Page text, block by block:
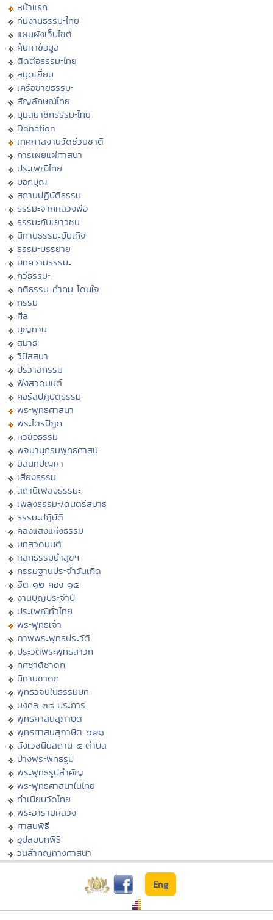
หน้าแรก
ทีมงานธรรมะไทย
แผนผังเว็บไซต์
ค้นหาข้อมูล
ติดต่อธรรมะไทย
สมุดเยี่ยม
เครือข่ายธรรมะ
สัญลักษณ์ไทย
มุมสมาชิกธรรมะไทย
Donation
เทศกาลงานวัดช่วยชาติ
การเผยแผ่ศาสนา
ประเพณีไทย
บอกบุญ
สถานปฏิบัติธรรม
ธรรมะจากหลวงพ่อ
ธรรมะกับเยาวชน
นิทานธรรมะบันเทิง
ธรรมะบรรยาย
บทความธรรมะ
กวีธรรมะ
คติธรรม คำคม โดนใจ
กรรม
ศีล
บุญทาน
สมาธิ
วิปัสสนา
ปริวาสกรรม
ฟังสวดมนต์
คอร์สปฏิบัติธรรม
พระพุทธศาสนา
พระไตรปิฏก
หัวข้อธรรม
พจนานุกรมพุทธศาสน์
มิลินทปัญหา
เสียงธรรม
สถานีเพลงธรรมะ
เพลงธรรมะ/ดนตรีสมาธิ
ธรรมะปฏิบัติ
คลังแสงแห่งธรรม
บทสวดมนต์
หลักธรรมนำสุขฯ
กรรมฐานประจำวันเกิด
ฮีต ๑๒ คอง ๑๔
งานบุญประจำปี
ประเพณีทั่วไทย
พระพุทธเจ้า
ภาพพระพุทธประวัติ
ประวัติพระพุทธสาวก
ทศชาติชาดก
นิทานชาดก
พุทธวจนในธรรมบท
มงคล ๓๘ ประการ
พุทธศาสนสุภาษิต
พุทธศาสนสุภาษิต ๖๒๑
สังเวชนียสถาน ๔ ตำบล
ปางพระพุทธรูป
พระพุทธรูปสำคัญ
พระพุทธศาสนาในไทย
ทำเนียบวัดไทย
พระอารามหลวง
ศาสนพิธี
อุปสมบทพิธี
วันสำคัญทางศาสนา
Eng